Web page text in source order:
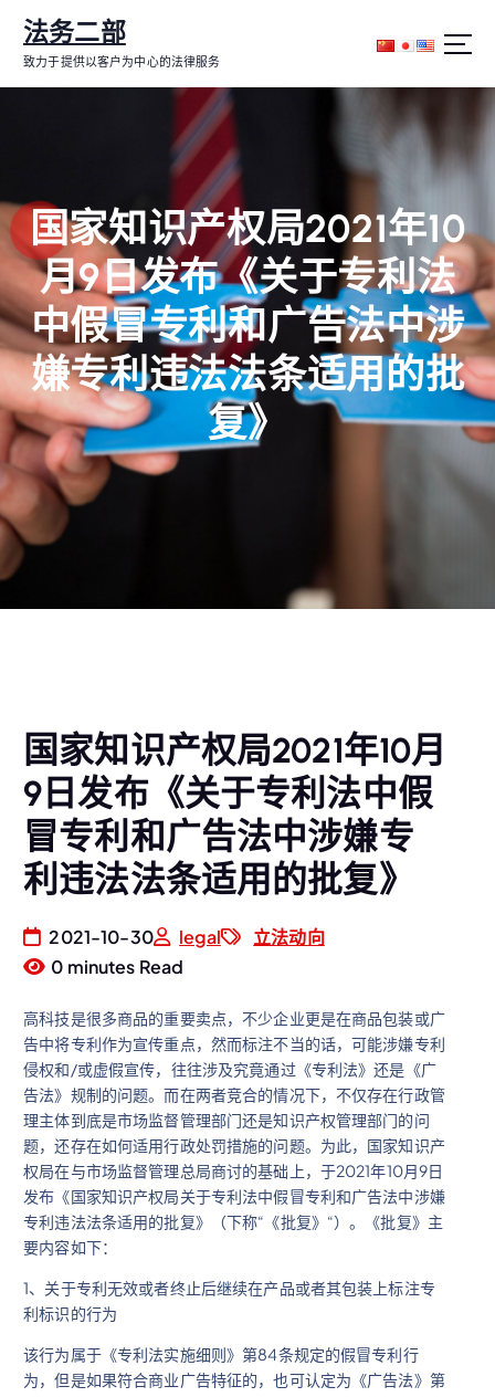
内
法务二部
致力于提供以客户为中心的法律服务
国家知识产权局2021年10
月9日发布《关于专利法
中假冒专利和广告法中涉
嫌专利违法法条适用的批
复》
国家知识产权局2021年10月
9日发布《关于专利法中假
冒专利和广告法中涉嫌专
利违法法条适用的批复》
2021-10-30 legal
立法动向
0 minutes Read
高科技是很多商品的重要卖点，不少企业更是在商品包装或广
告中将专利作为宣传重点，然而标注不当的话，可能涉嫌专利
侵权和/或虚假宣传，往往涉及究竟通过《专利法》还是《广
告法》规制的问题。而在两者竞合的情况下，不仅存在行政管
理主体到底是市场监督管理部门还是知识产权管理部门的问
题，还存在如何适用行政处罚措施的问题。为此，国家知识产
权局在与市场监督管理总局商讨的基础上，于2021年10月9日
发布《国家知识产权局关于专利法中假冒专利和广告法中涉嫌
专利违法法条适用的批复》（下称“《批复》“）。《批复》主
要内容如下：
1、关于专利无效或者终止后继续在产品或者其包装上标注专
利标识的行为
该行为属于《专利法实施细则》第84条规定的假冒专利行
为，但是如果符合商业广告特征的，也可认定为《广告法》第